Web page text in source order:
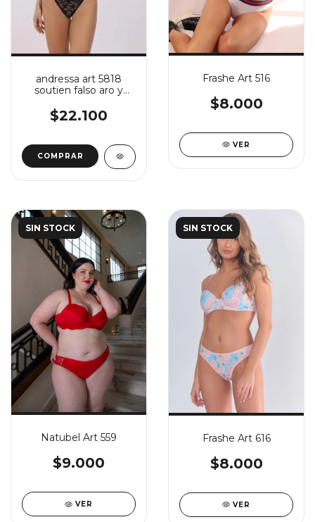
andressa art 5818
soutien falso aro y
regulable de puntilla
$22.100
COMPRAR
Frashe Art 516
$8.000
VER
SIN STOCK
Natubel Art 559
$9.000
VER
SIN STOCK
Frashe Art 616
$8.000
VER